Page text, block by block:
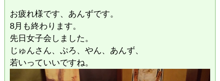
お疲れ様です、あんずです。
8月も終わります。
先日女子会しました。
じゅんさん、ぷろ、やん、あんず、
若いっていいですね。